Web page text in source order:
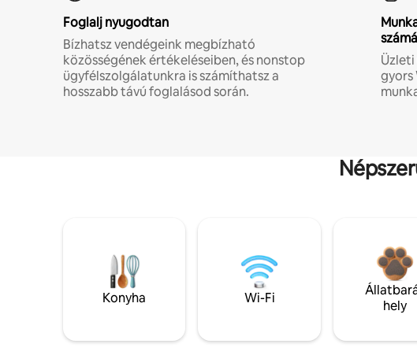
Foglalj nyugodtan
Bízhatsz vendégeink megbízható
közösségének értékeléseiben, és nonstop
ügyfélszolgálatunkra is számíthatsz a
hosszabb távú foglalásod során.
Üzleti
gyors
Konyha Wi-Fi
hely